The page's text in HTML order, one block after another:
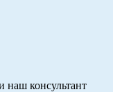
наш консультант